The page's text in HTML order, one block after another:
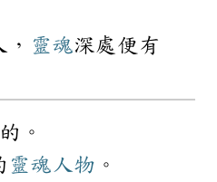
靈魂深處便有
的。
靈魂人物 。